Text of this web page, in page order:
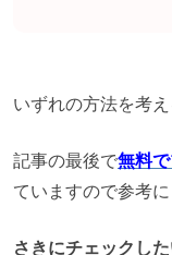
いずれの方法を考え
記事の最後で無料
ていますので参考に
さきにチェックし